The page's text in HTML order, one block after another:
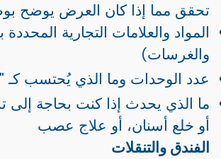
تحقق مما إذا كان العرض يوضح
المواد والعلامات التجارية المحددة
والغرسات)
عدد الوحدات وما الذي يُحتسب كـ
ما الذي يحدث إذا كنت بحاجة إلى
أو خلع أسنان، أو علاج عصب
الفندق والتنقلات